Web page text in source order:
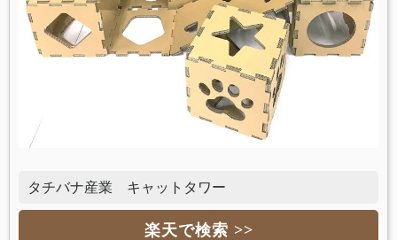
タチバナ産業 キャットタワー
楽天で検索 >>